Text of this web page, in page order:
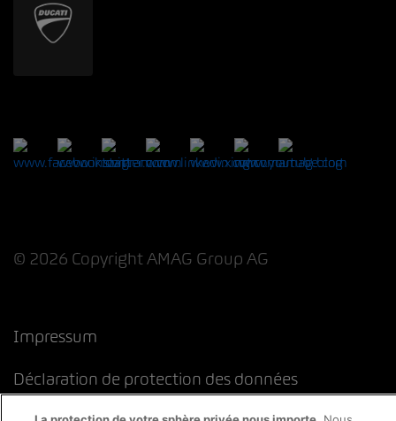
© 2026 Copyright AMAG Group AG
Impressum
Déclaration de protection des données